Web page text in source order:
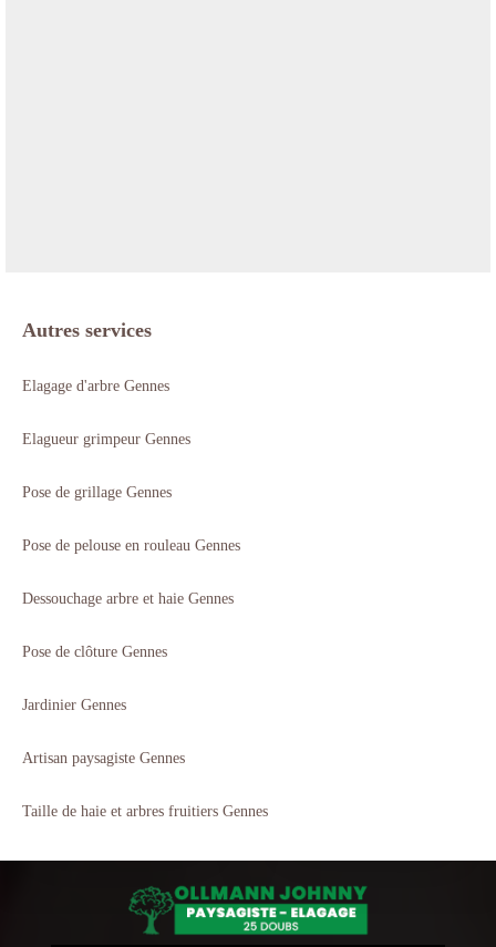
Autres services
Elagage d'arbre Gennes
Elagueur grimpeur Gennes
Pose de grillage Gennes
Pose de pelouse en rouleau Gennes
Dessouchage arbre et haie Gennes
Pose de clôture Gennes
Jardinier Gennes
Artisan paysagiste Gennes
Taille de haie et arbres fruitiers Gennes